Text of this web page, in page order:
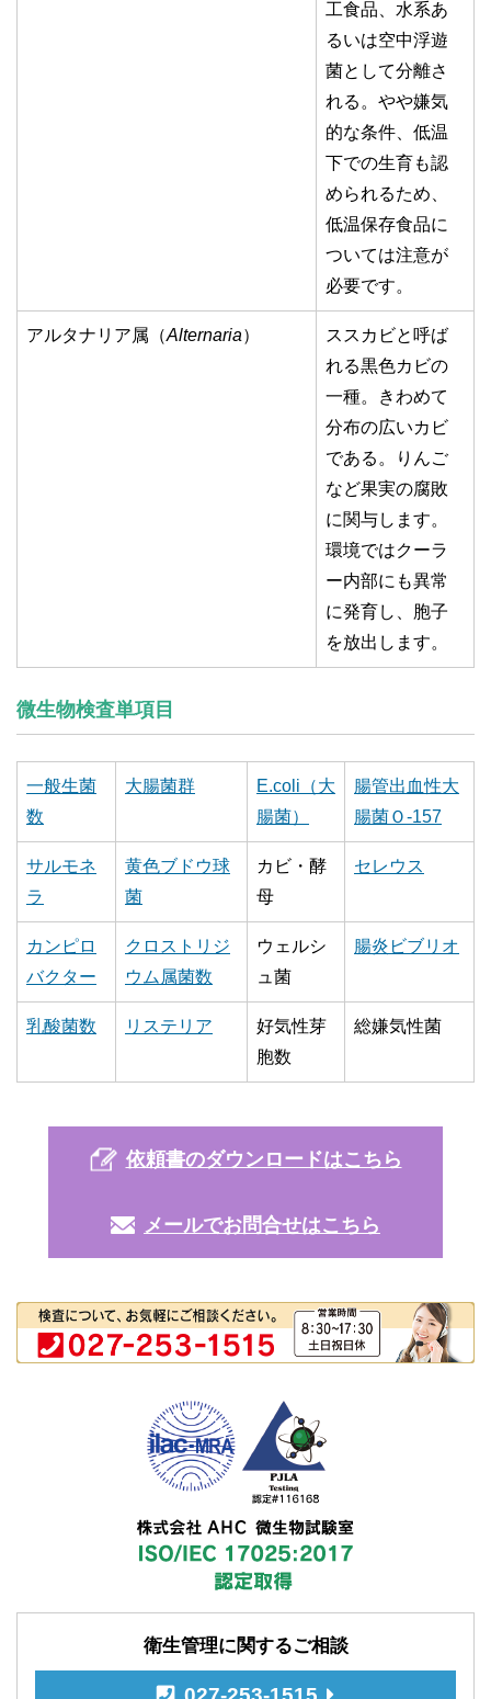
工食品、水系あ
るいは空中浮遊
菌として分離さ
れる。やや嫌気
的な条件、低温
下での生育も認
められるため、
低温保存食品に
ついては注意が
必要です。
アルタナリア属（Alternaria）
ススカビと呼ば
れる黒色カビの
一種。きわめて
分布の広いカビ
である。りんご
など果実の腐敗
に関与します。
環境ではクーラ
ー内部にも異常
に発育し、胞子
を放出します。
微生物検査単項目
一般生菌
数
大腸菌群
E.coli（大
腸菌）
腸管出血性大
腸菌Ｏ-157
サルモネ
ラ
黄色ブドウ球
菌
カビ・酵
母
セレウス
カンピロ
バクター
クロストリジ
ウム属菌数
ウェルシ
ュ菌
腸炎ビブリオ
乳酸菌数 リステリア
好気性芽
胞数
総嫌気性菌
依頼書のダウンロードはこちら
メールでお問合せはこちら
衛生管理に関するご相談